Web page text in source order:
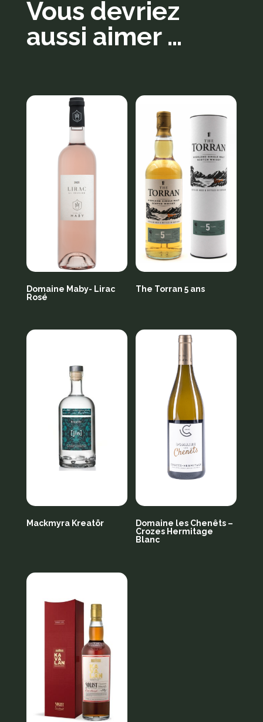
Vous devriez
aussi aimer …
Domaine Maby- Lirac
Rosé
The Torran 5 ans
Mackmyra Kreatör
Domaine les Chenêts –
Crozes Hermitage
Blanc